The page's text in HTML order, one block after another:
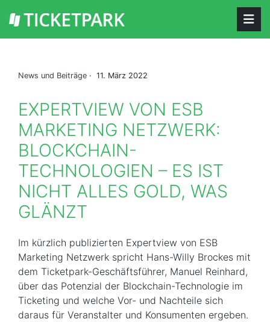
News und Beiträge · 11. März 2022
EXPERTVIEW VON ESB
MARKETING NETZWERK:
BLOCKCHAIN-
TECHNOLOGIEN – ES IST
NICHT ALLES GOLD, WAS
GLÄNZT
Im kürzlich publizierten Expertview von ESB
Marketing Netzwerk spricht Hans-Willy Brockes mit
dem Ticketpark-Geschäftsführer, Manuel Reinhard,
über das Potenzial der Blockchain-Technologie im
Ticketing und welche Vor- und Nachteile sich
daraus für Veranstalter und Konsumenten ergeben.